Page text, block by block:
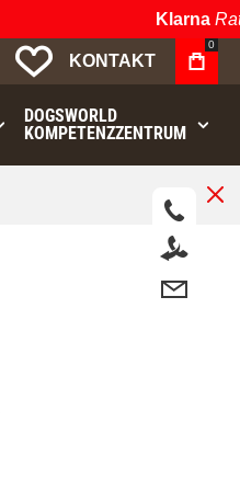
Klarna
MEIN KONTO
MEINE
KONTAKT
0
DOGSWORLD
KOMPETENZZENTRUM